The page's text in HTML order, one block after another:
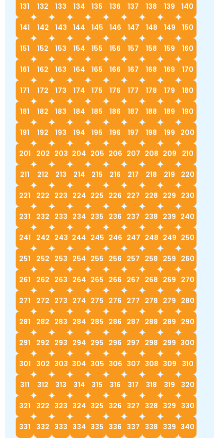
131 132 133 134 135 136 137 138 139 140
141 142 143 144 145 146 147 148 149 150
151 152 153 154 155 156 157 158 159 160
161 162 163 164 165 166 167 168 169 170
171 172 173 174 175 176 177 178 179 180
181 182 183 184 185 186 187 188 189 190
191 192 193 194 195 196 197 198 199 200
201 202 203 204 205 206 207 208 209 210
211 212 213 214 215 216 217 218 219 220
221 222 223 224 225 226 227 228 229 230
231 232 233 234 235 236 237 238 239 240
241 242 243 244 245 246 247 248 249 250
251 252 253 254 255 256 257 258 259 260
261 262 263 264 265 266 267 268 269 270
271 272 273 274 275 276 277 278 279 280
281 282 283 284 285 286 287 288 289 290
291 292 293 294 295 296 297 298 299 300
301 302 303 304 305 306 307 308 309 310
311 312 313 314 315 316 317 318 319 320
321 322 323 324 325 326 327 328 329 330
331 332 333 334 335 336 337 338 339 340